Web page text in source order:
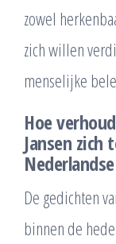
zowel
zich willen
menselijke
Hoe
Jansen zich
De gedichten
binnen de